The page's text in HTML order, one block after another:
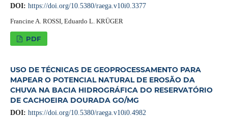
DOI: https://doi.org/10.5380/raega.v10i0.3377
Francine A. ROSSI, Eduardo L. KRÜGER
PDF
USO DE TÉCNICAS DE GEOPROCESSAMENTO PARA
MAPEAR O POTENCIAL NATURAL DE EROSÃO DA
CHUVA NA BACIA HIDROGRÁFICA DO RESERVATÓRIO
DE CACHOEIRA DOURADA GO/MG
DOI: https://doi.org/10.5380/raega.v10i0.4982